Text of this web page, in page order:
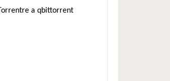
a qbittorrent